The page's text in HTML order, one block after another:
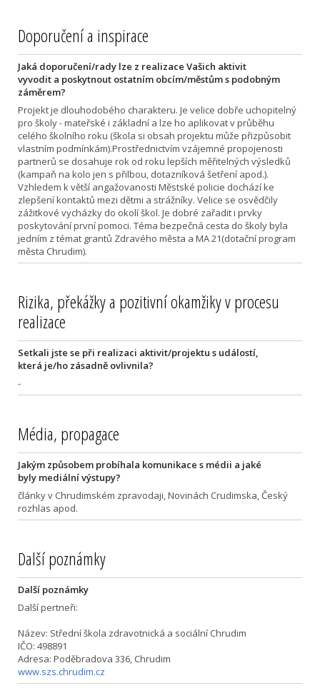
Doporučení a inspirace
Jaká doporučení/rady lze z realizace Vašich aktivit
vyvodit a poskytnout ostatním obcím/městům s podobným
záměrem?
Projekt je dlouhodobého charakteru. Je velice dobře uchopitelný
pro školy - mateřské i základní a lze ho aplikovat v průběhu
celého školního roku (škola si obsah projektu může přizpůsobit
vlastním podmínkám).Prostřednictvím vzájemné propojenosti
partnerů se dosahuje rok od roku lepších měřitelných výsledků
(kampaň na kolo jen s přilbou, dotazníková šetření apod.).
Vzhledem k větší angažovanosti Městské policie dochází ke
zlepšení kontaktů mezi dětmi a strážníky. Velice se osvědčily
zážitkové vycházky do okolí škol. Je dobré zařadit i prvky
poskytování první pomoci. Téma bezpečná cesta do školy byla
jedním z témat grantů Zdravého města a MA 21(dotační program
města Chrudim).
Rizika, překážky a pozitivní okamžiky v procesu
realizace
Setkali jste se při realizaci aktivit/projektu s událostí,
která je/ho zásadně ovlivnila?
-
Média, propagace
Jakým způsobem probíhala komunikace s médii a jaké
byly mediální výstupy?
články v Chrudimském zpravodaji, Novinách Crudimska, Český
rozhlas apod.
Další poznámky
Další poznámky
Další pertneři:
Název: Střední škola zdravotnická a sociální Chrudim
IČO: 498891
Adresa: Poděbradova 336, Chrudim
www.szs.chrudim.cz